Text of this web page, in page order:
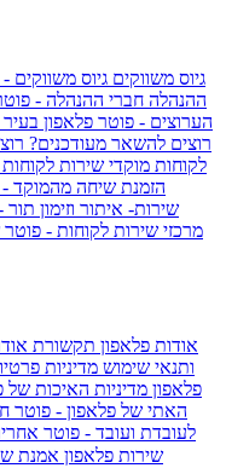
גיוס משווקים גיוס משווקים
ההנהלה חברי ההנהלה -
הערוצים - פוטר פלאפון בעיר
רוצים להשאר מעודכנים?
לקוחות מוקדי שירות
הזמנת שיחה מהמוקד
שירות- איתור וזימון
מרכזי שירות לקוחות - פוטר
אודות פלאפון תקשורת
ותנאי שימוש מדיניות
פלאפון מדיניות האיכות של
האתי של פלאפון - פוטר
לעובדת ועובד - פוטר
שירות פלאפון אמנת